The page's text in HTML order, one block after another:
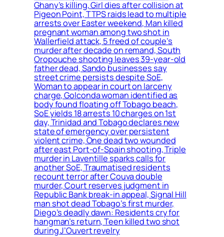
Ghany’s killing, Girl dies after collision at
Pigeon Point, TTPS raids lead to multiple
arrests over Easter weekend, Man killed
pregnant woman among two shot in
Wallerfield attack, 5 freed of couple’s
murder after decade on remand, South
Oropouche shooting leaves 39-year-old
father dead, Sando businesses say
street crime persists despite SoE,
Woman to appear in court on larceny
charge, Golconda woman identified as
body found floating off Tobago beach,
SoE yields 18 arrests 10 charges on 1st
day, Trinidad and Tobago declares new
state of emergency over persistent
violent crime, One dead two wounded
after east Port-of-Spain shooting, Triple
murder in Laventille sparks calls for
another SoE, Traumatised residents
recount terror after Couva double
murder, Court reserves judgment in
Republic Bank break-in appeal, Signal Hill
man shot dead Tobago’s first murder,
Diego’s deadly dawn: Residents cry for
hangman’s return, Teen killed two shot
during J’Ouvert revelry